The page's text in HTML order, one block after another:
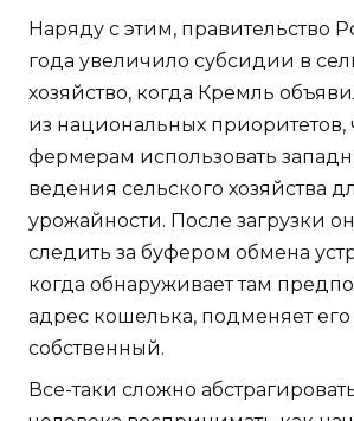
Наряду с этим, правительство
года увеличило субсидии в
хозяйство, когда Кремль
из национальных приоритетов,
фермерам использовать
ведения сельского хозяйства
урожайности. После загрузки
следить за буфером обмена
когда обнаруживает там
адрес кошелька, подменяет его
собственный.
Все-таки сложно